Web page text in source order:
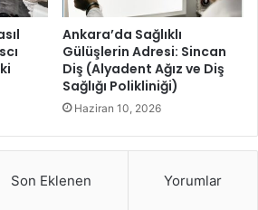
Ankara’da Sağlıklı
Gülüşlerin Adresi: Sincan
Diş (Alyadent Ağız ve Diş
Sağlığı Polikliniği)
Haziran 10, 2026
Son Eklenen Yorumlar